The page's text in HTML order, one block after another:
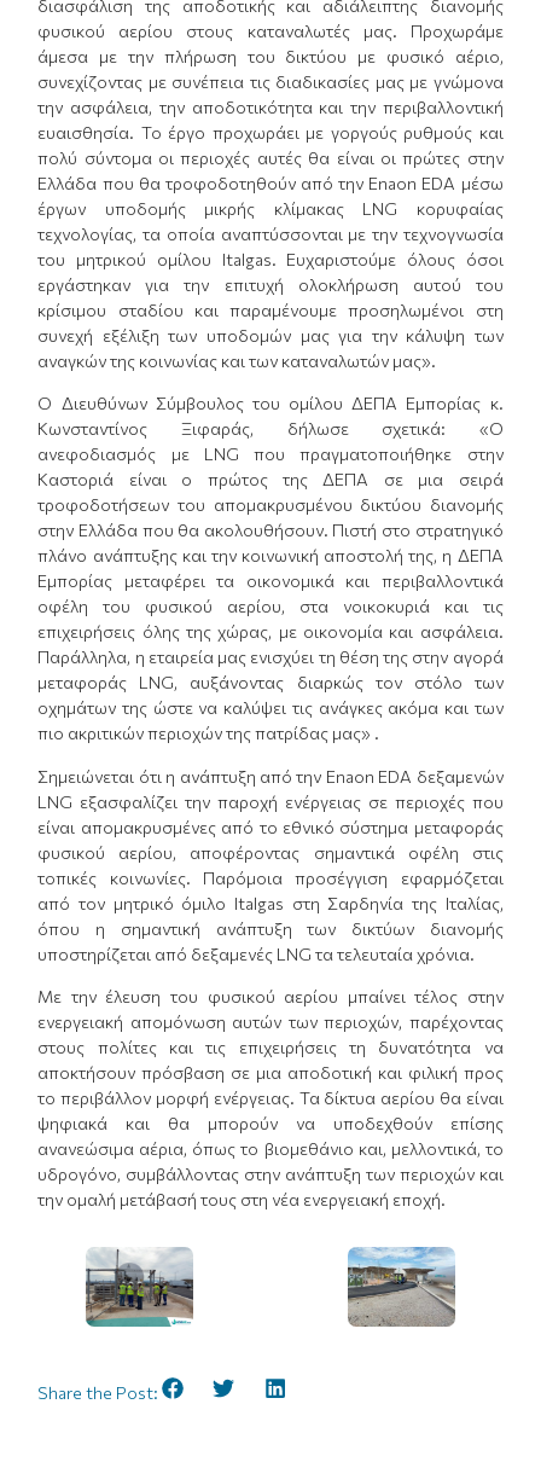
διασφάλιση της αποδοτικής και αδιάλειπτης διανομής
φυσικού αερίου στους καταναλωτές μας. Προχωράμε
άμεσα με την πλήρωση του δικτύου με φυσικό αέριο,
συνεχίζοντας με συνέπεια τις διαδικασίες μας με γνώμονα
την ασφάλεια, την αποδοτικότητα και την περιβαλλοντική
ευαισθησία. Το έργο προχωράει με γοργούς ρυθμούς και
πολύ σύντομα οι περιοχές αυτές θα είναι οι πρώτες στην
Ελλάδα που θα τροφοδοτηθούν από την Enaon EDA μέσω
έργων υποδομής μικρής κλίμακας LNG κορυφαίας
τεχνολογίας, τα οποία αναπτύσσονται με την τεχνογνωσία
του μητρικού ομίλου Italgas. Ευχαριστούμε όλους όσοι
εργάστηκαν για την επιτυχή ολοκλήρωση αυτού του
κρίσιμου σταδίου και παραμένουμε προσηλωμένοι στη
συνεχή εξέλιξη των υποδομών μας για την κάλυψη των
αναγκών της κοινωνίας και των καταναλωτών μας».
Ο Διευθύνων Σύμβουλος του ομίλου ΔΕΠΑ Εμπορίας κ.
Κωνσταντίνος Ξιφαράς, δήλωσε σχετικά: «Ο
ανεφοδιασμός με LNG που πραγματοποιήθηκε στην
Καστοριά είναι ο πρώτος της ΔΕΠΑ σε μια σειρά
τροφοδοτήσεων του απομακρυσμένου δικτύου διανομής
στην Ελλάδα που θα ακολουθήσουν. Πιστή στο στρατηγικό
πλάνο ανάπτυξης και την κοινωνική αποστολή της, η ΔΕΠΑ
Εμπορίας μεταφέρει τα οικονομικά και περιβαλλοντικά
οφέλη του φυσικού αερίου, στα νοικοκυριά και τις
επιχειρήσεις όλης της χώρας, με οικονομία και ασφάλεια.
Παράλληλα, η εταιρεία μας ενισχύει τη θέση της στην αγορά
μεταφοράς LNG, αυξάνοντας διαρκώς τον στόλο των
οχημάτων της ώστε να καλύψει τις ανάγκες ακόμα και των
πιο ακριτικών περιοχών της πατρίδας μας» .
Σημειώνεται ότι η ανάπτυξη από την Enaon EDA δεξαμενών
LNG εξασφαλίζει την παροχή ενέργειας σε περιοχές που
είναι απομακρυσμένες από το εθνικό σύστημα μεταφοράς
φυσικού αερίου, αποφέροντας σημαντικά οφέλη στις
τοπικές κοινωνίες. Παρόμοια προσέγγιση εφαρμόζεται
από τον μητρικό όμιλο Italgas στη Σαρδηνία της Ιταλίας,
όπου η σημαντική ανάπτυξη των δικτύων διανομής
υποστηρίζεται από δεξαμενές LNG τα τελευταία χρόνια.
Με την έλευση του φυσικού αερίου μπαίνει τέλος στην
ενεργειακή απομόνωση αυτών των περιοχών, παρέχοντας
στους πολίτες και τις επιχειρήσεις τη δυνατότητα να
αποκτήσουν πρόσβαση σε μια αποδοτική και φιλική προς
το περιβάλλον μορφή ενέργειας. Τα δίκτυα αερίου θα είναι
ψηφιακά και θα μπορούν να υποδεχθούν επίσης
ανανεώσιμα αέρια, όπως το βιομεθάνιο και, μελλοντικά, το
υδρογόνο, συμβάλλοντας στην ανάπτυξη των περιοχών και
την ομαλή μετάβασή τους στη νέα ενεργειακή εποχή.
Share the Post: